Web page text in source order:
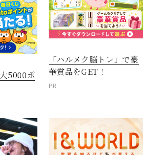
5000ポ
「ハルメク脳トレ」で豪
華賞品をGET！
PR